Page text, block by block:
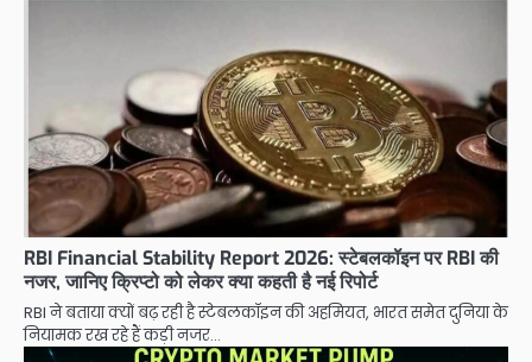
RBI Financial Stability Report 2026: स्टेबलकॉइन पर RBI की
नजर, जानिए क्रिप्टो को लेकर क्या कहती है नई रिपोर्ट
RBI ने बताया क्यों बढ़ रही है स्टेबलकॉइन की अहमियत, भारत समेत दुनिया के
नियामक रख रहे हैं कड़ी नजर…